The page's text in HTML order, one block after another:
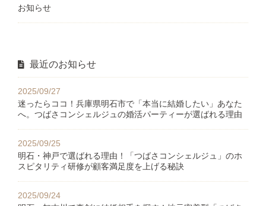
お知らせ
最近のお知らせ
2025/09/27
迷ったらココ！兵庫県明石市で「本当に結婚したい」あなた
へ。つばさコンシェルジュの婚活パーティーが選ばれる理由
2025/09/25
明石・神戸で選ばれる理由！「つばさコンシェルジュ」のホ
スピタリティ研修が顧客満足度を上げる秘訣
2025/09/24